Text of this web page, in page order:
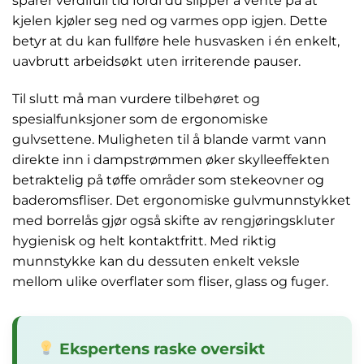
kjelen kjøler seg ned og varmes opp igjen. Dette
betyr at du kan fullføre hele husvasken i én enkelt,
uavbrutt arbeidsøkt uten irriterende pauser.
Til slutt må man vurdere tilbehøret og
spesialfunksjoner som de ergonomiske
gulvsettene. Muligheten til å blande varmt vann
direkte inn i dampstrømmen øker skylleeffekten
betraktelig på tøffe områder som stekeovner og
baderomsfliser. Det ergonomiske gulvmunnstykket
med borrelås gjør også skifte av rengjøringskluter
hygienisk og helt kontaktfritt. Med riktig
munnstykke kan du dessuten enkelt veksle
mellom ulike overflater som fliser, glass og fuger.
Ekspertens raske oversikt